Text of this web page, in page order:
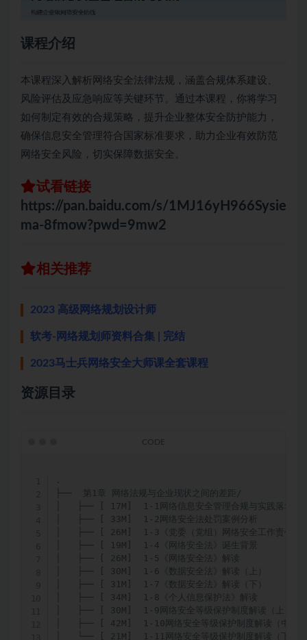
课程介绍
本课程深入解析网络安全法律法规，涵盖合规体系建设、
风险评估及应急响应等关键环节。通过本课程，你将学习
如何制定有效的合规策略，提升企业整体安全防护能力，
确保信息安全管理符合国家标准要求，助力企业有效防范
网络安全风险，切实保障数据安全。
试看链接
https://pan.baidu.com/s/1MJ16yH966Sysie
ma-8fmow?pwd=9mw2
相关推荐
2023 高级网络规划设计师
软考-网络规划师资料合集 | 完结
2023马士兵网络安全大师课全套课程
资源目录
.
├──  第1章 网络法规与企业现状之间的差距/
│   ├── [ 17M]  1-1网络信息安全管理合规与实践落地课
│   ├── [ 33M]  1-2网络安全法处罚案例分析
│   ├── [ 26M]  1-3《党委（党组）网络安全工作责任制
│   ├── [ 19M]  1-4《网络安全法》诞生背景
│   ├── [ 26M]  1-5《网络安全法》解读
│   ├── [ 30M]  1-6《数据安全法》解读（上）
│   ├── [ 31M]  1-7《数据安全法》解读（下）
│   ├── [ 34M]  1-8《个人信息保护法》解读
│   ├── [ 30M]  1-9网络安全等级保护制度解读（上）
│   ├── [ 42M]  1-10网络安全等级保护制度解读（中）
│   └── [ 21M]  1-11网络安全等级保护制度解读（下）